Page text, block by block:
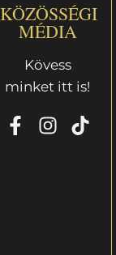
KÖZÖSSÉGI
MÉDIA
Kövess
minket itt is!